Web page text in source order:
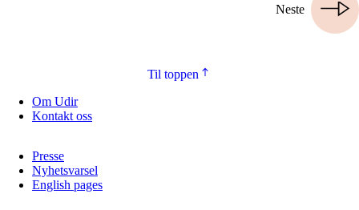
Neste
Til toppen
Om Udir
Kontakt oss
Presse
Nyhetsvarsel
English pages